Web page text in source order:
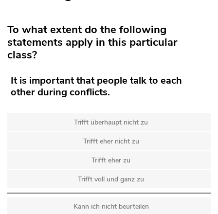
To what extent do the following
statements apply in this particular
class?
It is important that people talk to each
other during conflicts.
Trifft überhaupt nicht zu
Trifft eher nicht zu
Trifft eher zu
Trifft voll und ganz zu
Kann ich nicht beurteilen